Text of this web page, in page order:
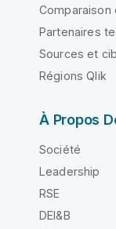
Comparaison
Partenaires
Sources et
Régions Qlik
À Propos
Société
Leadership
RSE
DEI&B